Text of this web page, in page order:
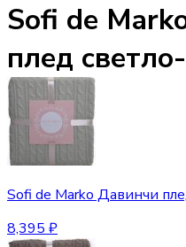
Sofi de
плед
Sofi de Marko Давинчи
8,395 ₽